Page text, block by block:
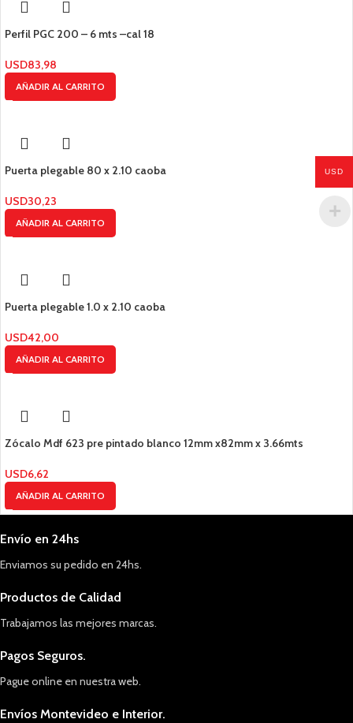
Perfil PGC 200 – 6 mts –cal 18
USD83,98
AÑADIR AL CARRITO
Puerta plegable 80 x 2.10 caoba
USD30,23
AÑADIR AL CARRITO
Puerta plegable 1.0 x 2.10 caoba
USD42,00
AÑADIR AL CARRITO
Zócalo Mdf 623 pre pintado blanco 12mm x82mm x 3.66mts
USD6,62
AÑADIR AL CARRITO
Envío en 24hs
Enviamos su pedido en 24hs.
Productos de Calidad
Trabajamos las mejores marcas.
Pagos Seguros.
Pague online en nuestra web.
Envíos Montevideo e Interior.
USD